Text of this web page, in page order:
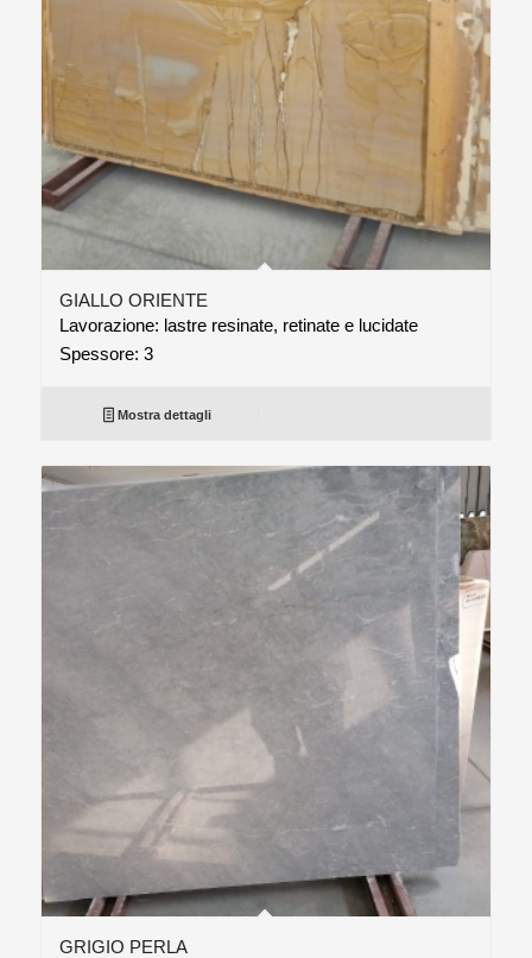
GIALLO ORIENTE
Lavorazione: lastre resinate, retinate e lucidate
Spessore: 3
Mostra dettagli
GRIGIO PERLA